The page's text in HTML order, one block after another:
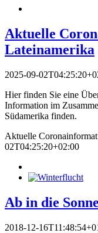
Aktuelle
Lateinamerika
2025-09-
Hier finden Sie eine
Information im
Südamerika finden.
Aktuelle
02T04:25:20+02:00
Ab in die
2018-12-